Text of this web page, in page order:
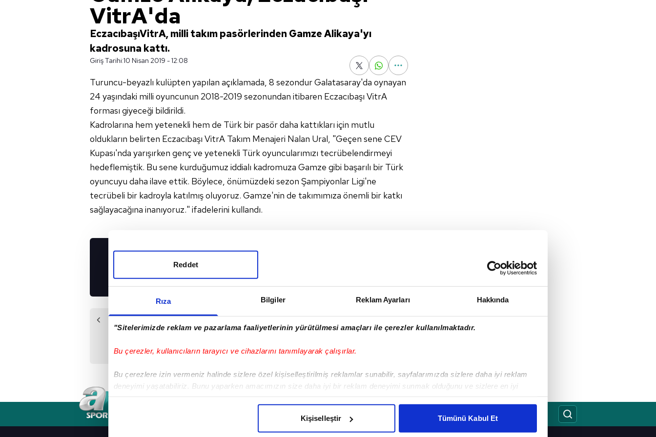
Rıza Bilgiler Reklam Ayarları Hakkında
"Sitelerimizde reklam ve pazarlama faaliyetlerinin yürütülmesi amaçları ile çerezler kullanılmaktadır.
Bu çerezler, kullanıcıların tarayıcı ve cihazlarını tanımlayarak çalışırlar.
Bu çerezlere izin vermeniz halinde sizlere özel kişiselleştirilmiş reklamlar sunabilir, sayfalarımızda sizlere daha iyi reklam
deneyimi yaşatabiliriz. Bunu yaparken amacımızın size daha iyi bir reklam deneyimi sunmak olduğunu ve sizlere en iyi
Her halükârda, kullanıcılar, bu çerezlere izin vermedikleri takdirde, kullanıcılara hedefli reklamlar gösterilmeyecektir."
Reddet
Kişiselleştir Tümünü Kabul Et
VitrA'da
EczacıbaşıVitrA, milli takım pasörlerinden Gamze Alikaya'yı
kadrosuna kattı.
Giriş Tarihi:10 Nisan 2019 - 12:08
Turuncu-beyazlı kulüpten yapılan açıklamada, 8 sezondur Galatasaray'da oynayan
24 yaşındaki milli oyuncunun 2018-2019 sezonundan itibaren Eczacıbaşı VitrA
forması giyeceği bildirildi.
Kadrolarına hem yetenekli hem de Türk bir pasör daha kattıkları için mutlu
oldukların belirten Eczacıbaşı VitrA Takım Menajeri Nalan Ural, "Geçen sene CEV
Kupası'nda yarışırken genç ve yetenekli Türk oyuncularımızı tecrübelendirmeyi
hedeflemiştik. Bu sene kurduğumuz iddialı kadromuza Gamze gibi başarılı bir Türk
oyuncuyu daha ilave ettik. Böylece, önümüzdeki sezon Şampiyonlar Ligi'ne
tecrübeli bir kadroyla katılmış oluyoruz. Gamze'nin de takımımıza önemli bir katkı
sağlayacağına inanıyoruz." ifadelerini kullandı.
UYGULAMALARIMIZI
Önceki Haber
Nadal rekora ortak
"toprak"larında
Sonraki Haber
Formula 1'de heyecan
GIZLILIK BILDIRIMI KÜNYE / İLETIŞIM